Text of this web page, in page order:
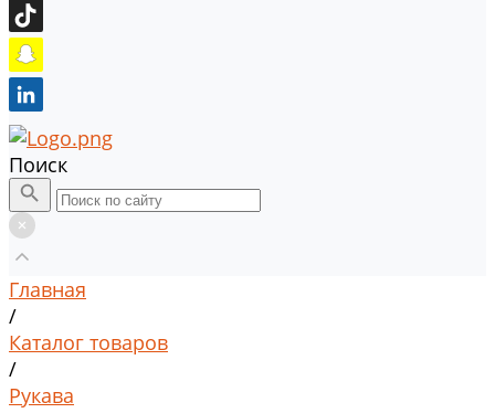
Поиск
Главная
/
Каталог товаров
/
Рукава